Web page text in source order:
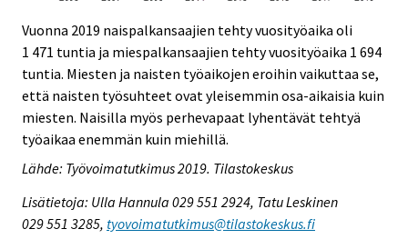
Vuonna 2019 naispalkansaajien tehty vuosityöaika oli
1 471 tuntia ja miespalkansaajien tehty vuosityöaika 1 694
tuntia. Miesten ja naisten työaikojen eroihin vaikuttaa se,
että naisten työsuhteet ovat yleisemmin osa-aikaisia kuin
miesten. Naisilla myös perhevapaat lyhentävät tehtyä
työaikaa enemmän kuin miehillä.
Lähde: Työvoimatutkimus 2019. Tilastokeskus
Lisätietoja: Ulla Hannula 029 551 2924, Tatu Leskinen
029 551 3285, tyovoimatutkimus@tilastokeskus.fi